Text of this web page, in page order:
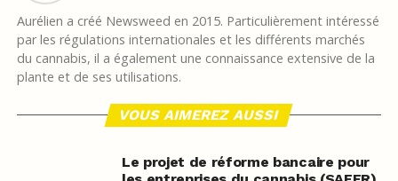
Aurélien a créé Newsweed en 2015. Particulièrement intéressé
par les régulations internationales et les différents marchés
du cannabis, il a également une connaissance extensive de la
plante et de ses utilisations.
VOUS AIMEREZ AUSSI
Le projet de réforme bancaire pour